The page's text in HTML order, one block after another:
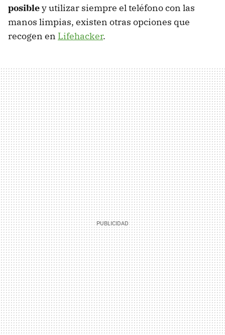
posibley utilizar siempre el teléfono con las
manos limpias, existen otras opciones que
recogen en Lifehacker.